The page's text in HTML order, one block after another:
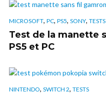
MICROSOFT, PC, PS5, SONY, TESTS
Test de la manette
PS5 et PC
NINTENDO, SWITCH 2, TESTS